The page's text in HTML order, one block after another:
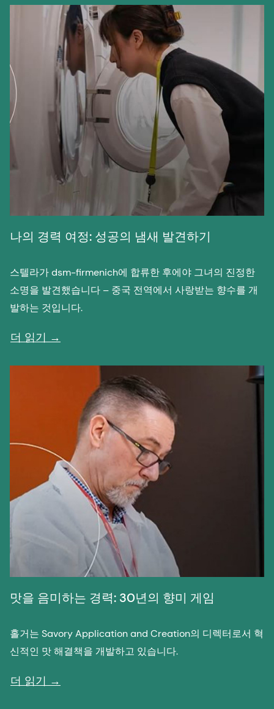
나의 경력 여정: 성공의 냄새 발견하기
스텔라가 dsm-firmenich에 합류한 후에야 그녀의 진정한
소명을 발견했습니다 – 중국 전역에서 사랑받는 향수를 개
발하는 것입니다.
더 읽기 →
맛을 음미하는 경력: 30년의 향미 게임
홀거는 Savory Application and Creation의 디렉터로서 혁
신적인 맛 해결책을 개발하고 있습니다.
더 읽기 →